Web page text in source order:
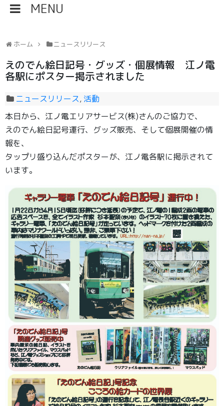
ホーム ニュースリリース
えのでん絵日記号・グッズ・個展情報 江ノ電
各駅にポスター掲示されました
ニュースリリース, 活動
本日から、江ノ電エリアサービス(株)さんのご協力で、
えのでん絵日記号運行、グッズ販売、そして個展開催の情
報を、
タップリ盛り込んだポスターが、江ノ電各駅に掲示されて
います。